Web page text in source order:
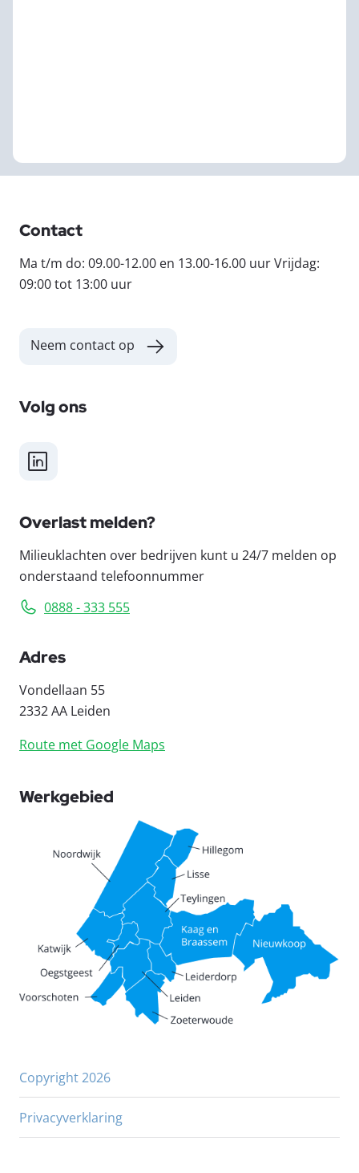
Contact
Ma t/m do: 09.00-12.00 en 13.00-16.00 uur Vrijdag:
09:00 tot 13:00 uur
Neem contact op
Volg ons
LinkedIn
Overlast melden?
Milieuklachten over bedrijven kunt u 24/7 melden op
onderstaand telefoonnummer
0888 - 333 555
Adres
Vondellaan 55
2332 AA Leiden
Route met Google Maps
Werkgebied
Copyright 2026
Privacyverklaring